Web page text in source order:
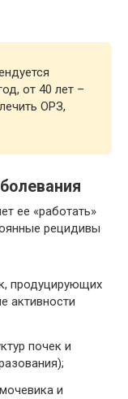
от 40 лет –
ОРЗ,
ее «работать»
рецидивы
продуцирующих
активности
почек и
и